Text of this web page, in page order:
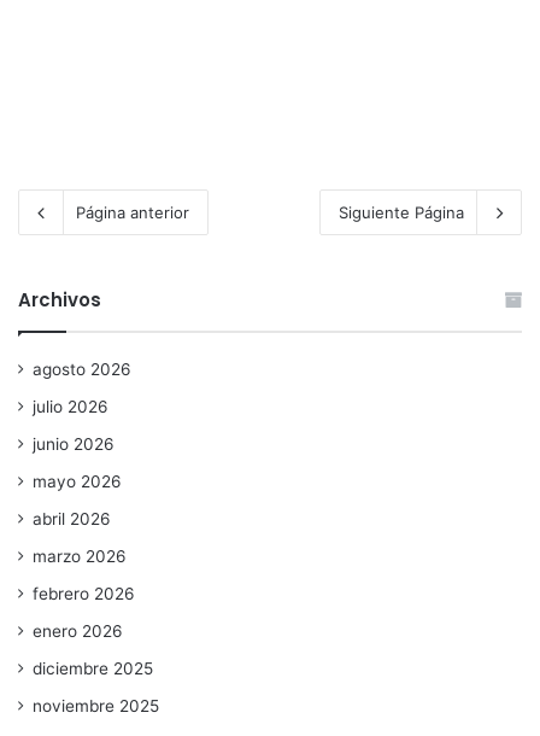
Página anterior Siguiente Página
Archivos
agosto 2026
julio 2026
junio 2026
mayo 2026
abril 2026
marzo 2026
febrero 2026
enero 2026
diciembre 2025
noviembre 2025